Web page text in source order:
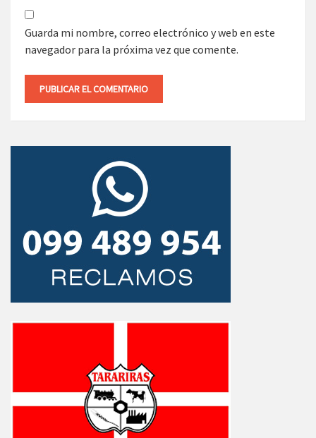
Guarda mi nombre, correo electrónico y web en este
navegador para la próxima vez que comente.